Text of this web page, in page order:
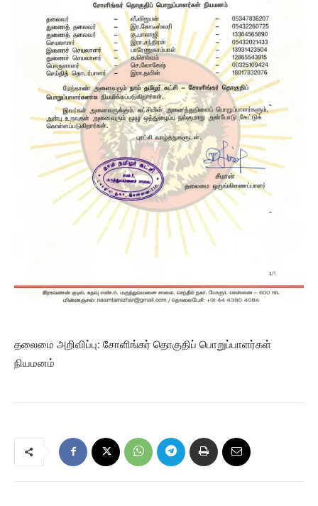
தலைமை அறிவிப்பு: சோளிங்கர் தொகுதிப் பொறுப்பாளர்கள்
நியமனம்